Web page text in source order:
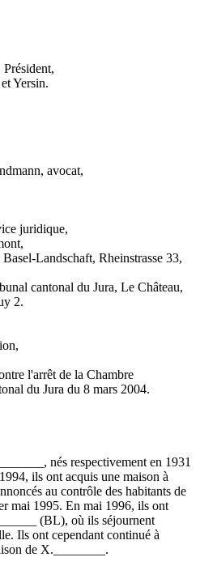
Yersin.
avocat,
juridique,
Landschaft, Rheinstrasse 33,
cantonal du Jura, Le Château,
2.
l'arrêt de la Chambre
du Jura du 8 mars 2004.
nés respectivement en 1931
ils ont acquis une maison à
au contrôle des habitants de
mai 1995. En mai 1996, ils ont
(BL), où ils séjournent
Ils ont cependant continué à
de X.________.